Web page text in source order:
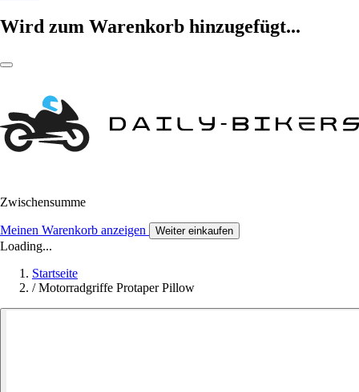
Wird zum Warenkorb hinzugefügt...
Zwischensumme
Meinen Warenkorb anzeigen Weiter einkaufen
Loading...
Startseite
/ Motorradgriffe Protaper Pillow